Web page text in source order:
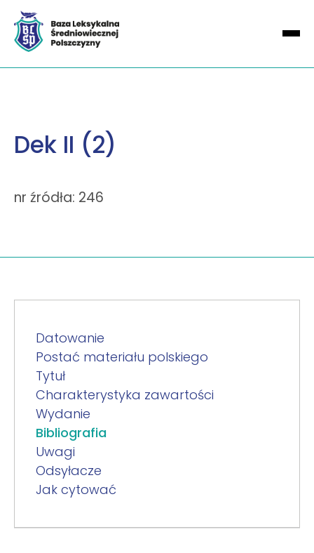
Dek II (2)
nr źródła: 246
Datowanie
Postać materiału polskiego
Tytuł
Charakterystyka zawartości
Wydanie
Bibliografia
Uwagi
Odsyłacze
Jak cytować